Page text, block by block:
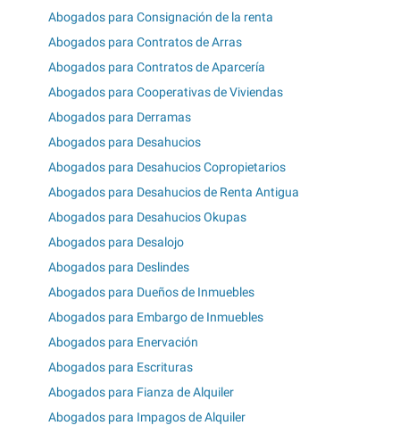
Abogados para Consignación de la renta
Abogados para Contratos de Arras
Abogados para Contratos de Aparcería
Abogados para Cooperativas de Viviendas
Abogados para Derramas
Abogados para Desahucios
Abogados para Desahucios Copropietarios
Abogados para Desahucios de Renta Antigua
Abogados para Desahucios Okupas
Abogados para Desalojo
Abogados para Deslindes
Abogados para Dueños de Inmuebles
Abogados para Embargo de Inmuebles
Abogados para Enervación
Abogados para Escrituras
Abogados para Fianza de Alquiler
Abogados para Impagos de Alquiler